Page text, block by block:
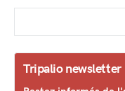
Tripalio newsletter